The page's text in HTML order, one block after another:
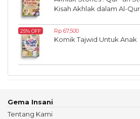
Kisah Akhlak dalam Al-
25% OFF Rp 67,500
Komik Tajwid Untuk Anak
Gema Insani
Tentang Kami